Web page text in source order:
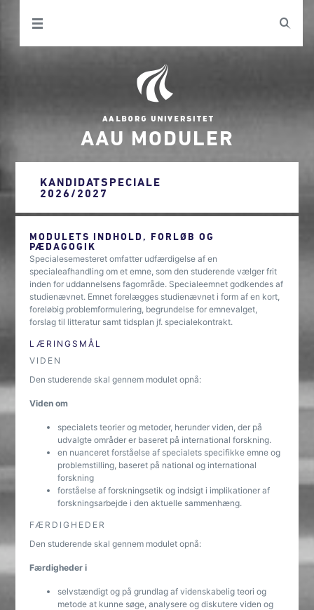
AAU MODULER
KANDIDATSPECIALE
2026/2027
MODULETS INDHOLD, FORLØB OG
PÆDAGOGIK
Specialesemesteret omfatter udfærdigelse af en
specialeafhandling om et emne, som den studerende vælger frit
inden for uddannelsens fagområde. Specialeemnet godkendes af
studienævnet. Emnet forelægges studienævnet i form af en kort,
foreløbig problemformulering, begrundelse for emnevalget,
forslag til litteratur samt tidsplan jf. specialekontrakt.
LÆRINGSMÅL
VIDEN
Den studerende skal gennem modulet opnå:
Viden om
specialets teorier og metoder, herunder viden, der på
udvalgte områder er baseret på international forskning.
en nuanceret forståelse af specialets specifikke emne og
problemstilling, baseret på national og international
forskning
forståelse af forskningsetik og indsigt i implikationer af
forskningsarbejde i den aktuelle sammenhæng.
FÆRDIGHEDER
Den studerende skal gennem modulet opnå:
Færdigheder i
selvstændigt og på grundlag af videnskabelig teori og
metode at kunne søge, analysere og diskutere viden og